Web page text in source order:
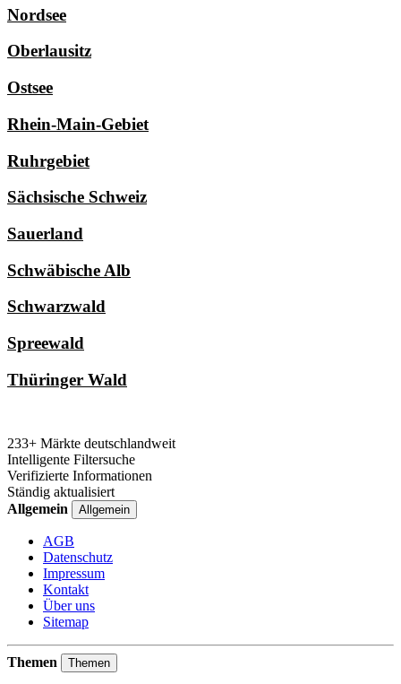
Nordsee
Oberlausitz
Ostsee
Rhein-Main-Gebiet
Ruhrgebiet
Sächsische Schweiz
Sauerland
Schwäbische Alb
Schwarzwald
Spreewald
Thüringer Wald
233+ Märkte deutschlandweit
Intelligente Filtersuche
Verifizierte Informationen
Ständig aktualisiert
Allgemein
Allgemein
AGB
Datenschutz
Impressum
Kontakt
Über uns
Sitemap
Themen Themen